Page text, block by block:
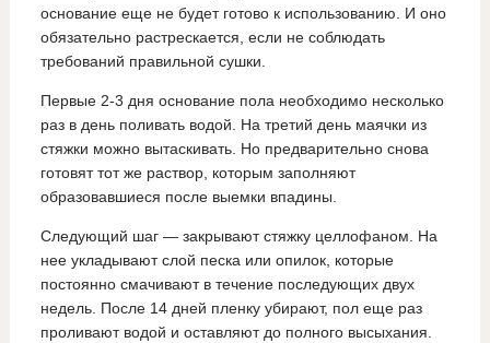
основание еще не будет готово к использованию. И оно
обязательно растрескается, если не соблюдать
требований правильной сушки.
Первые 2-3 дня основание пола необходимо несколько
раз в день поливать водой. На третий день маячки из
стяжки можно вытаскивать. Но предварительно снова
готовят тот же раствор, которым заполняют
образовавшиеся после выемки впадины.
Следующий шаг — закрывают стяжку целлофаном. На
нее укладывают слой песка или опилок, которые
постоянно смачивают в течение последующих двух
недель. После 14 дней пленку убирают, пол еще раз
проливают водой и оставляют до полного высыхания.